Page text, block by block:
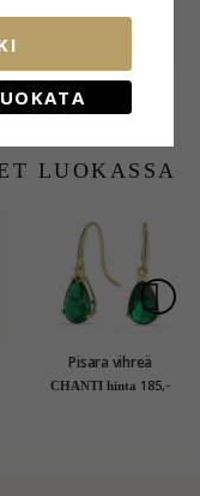
12 mm elämänpuu
korvarenkaat
kullattu hopea
CHANTI hinta
LUOKASSA
Pisara vihreä
korvarenkaat 9
CHANTI hinta 185,-